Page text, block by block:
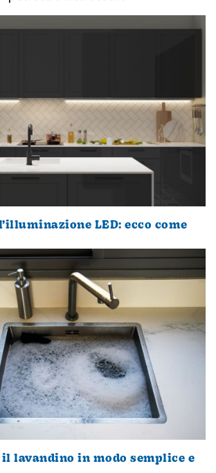
LED: ecco come
lavandino in modo semplice e